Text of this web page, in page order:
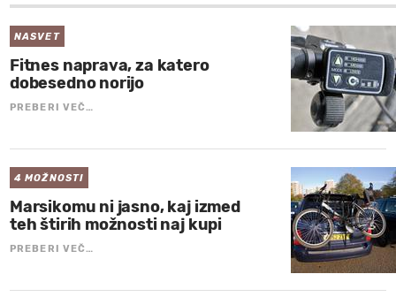
NASVET
Fitnes naprava, za katero
dobesedno norijo
PREBERI VEČ…
4 MOŽNOSTI
Marsikomu ni jasno, kaj izmed
teh štirih možnosti naj kupi
PREBERI VEČ…